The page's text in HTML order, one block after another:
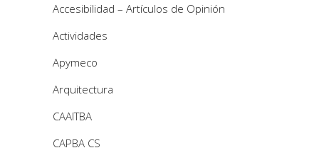
Accesibilidad – Artículos de Opinión
Actividades
Apymeco
Arquitectura
CAAITBA
CAPBA CS